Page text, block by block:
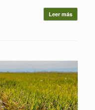
Leer más